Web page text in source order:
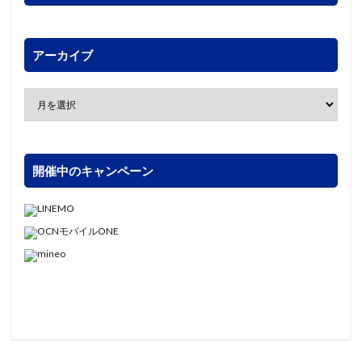
アーカイブ
開催中のキャンペーン